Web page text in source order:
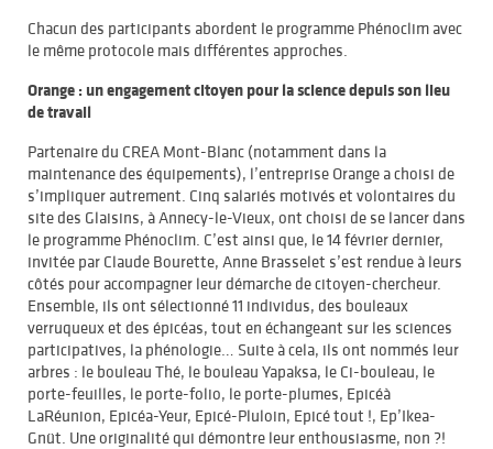
Chacun des participants abordent le programme Phénoclim avec
le même protocole mais différentes approches.
Orange : un engagement citoyen pour la science depuis son lieu
de travail
Partenaire du CREA Mont-Blanc (notamment dans la
maintenance des équipements), l’entreprise Orange a choisi de
s’impliquer autrement. Cinq salariés motivés et volontaires du
site des Glaisins, à Annecy-le-Vieux, ont choisi de se lancer dans
le programme Phénoclim. C’est ainsi que, le 14 février dernier,
invitée par Claude Bourette, Anne Brasselet s’est rendue à leurs
côtés pour accompagner leur démarche de citoyen-chercheur.
Ensemble, ils ont sélectionné 11 individus, des bouleaux
verruqueux et des épicéas, tout en échangeant sur les sciences
participatives, la phénologie… Suite à cela, ils ont nommés leur
arbres : le bouleau Thé, le bouleau Yapaksa, le Ci-bouleau, le
porte-feuilles, le porte-folio, le porte-plumes, Epicéà
LaRéunion, Epicéa-Yeur, Epicé-Pluloin, Epicé tout !, Ep’Ikea-
Gnüt. Une originalité qui démontre leur enthousiasme, non ?!